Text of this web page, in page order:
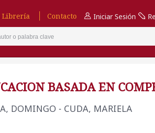
Librería Contacto Iniciar Sesión
BASADA EN
DOMINGO - CUDA, MARIELA